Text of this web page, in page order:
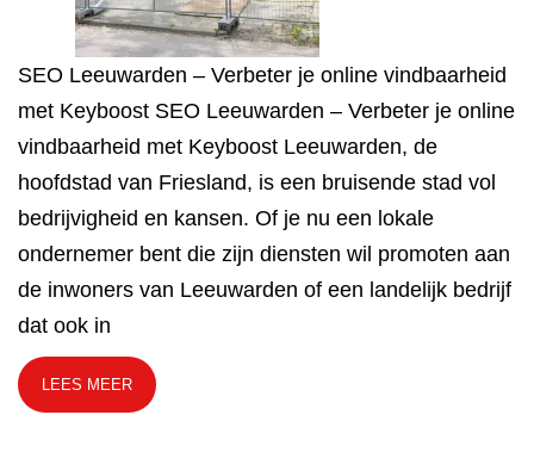
SEO Leeuwarden – Verbeter je online vindbaarheid
met Keyboost SEO Leeuwarden – Verbeter je online
vindbaarheid met Keyboost Leeuwarden, de
hoofdstad van Friesland, is een bruisende stad vol
bedrijvigheid en kansen. Of je nu een lokale
ondernemer bent die zijn diensten wil promoten aan
de inwoners van Leeuwarden of een landelijk bedrijf
dat ook in
LEES MEER